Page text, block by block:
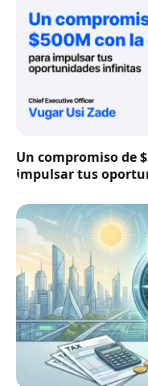
Un compromiso de
impulsar tus